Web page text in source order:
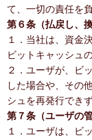
て、一切の責任を
第６条（払戻し、
１．当社は、資金
ビットキャッシュ
２．ユーザが、ビ
した場合や、その
シュを再発行でき
第７条（ユーザの管
１．ユーザは、ビ